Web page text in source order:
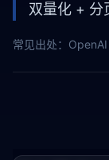
双量化 + 分
常见出处：